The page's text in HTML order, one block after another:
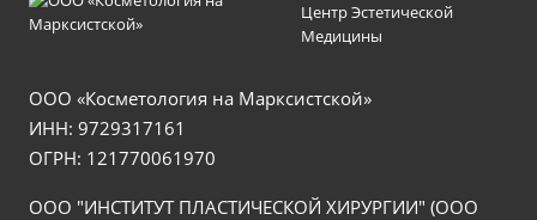
Центр Эстетической
Медицины
ООО «Косметология на Марксистской»
ИНН: 9729317161
ОГРН: 121770061970
ООО "ИНСТИТУТ ПЛАСТИЧЕСКОЙ ХИРУРГИИ" (ООО